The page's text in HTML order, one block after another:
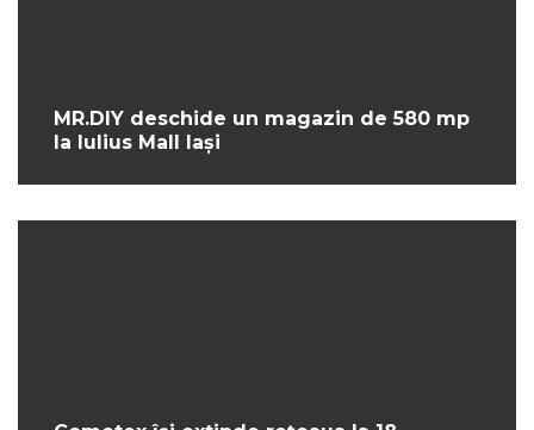
MR.DIY deschide un magazin de 580 mp
la Iulius Mall Iași